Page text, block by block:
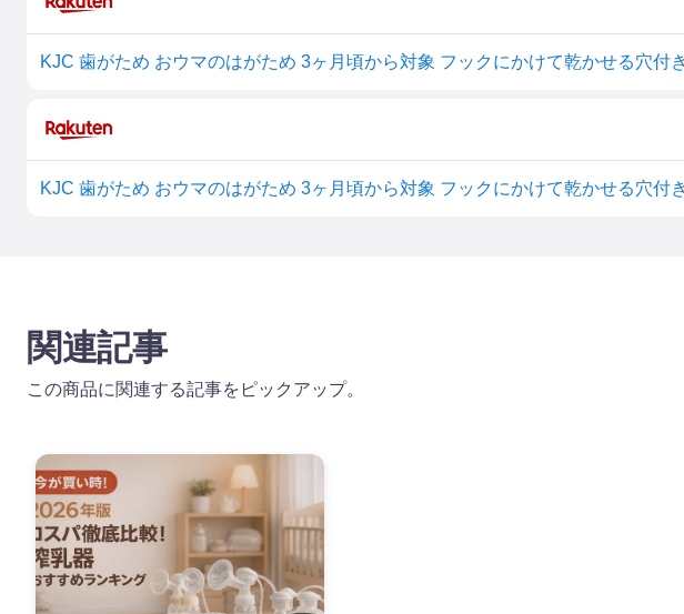
関連記事
この商品に関連する記事をピックアップ。